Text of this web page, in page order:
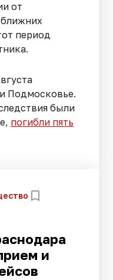
от
ближних
период
Подмосковье.
были
погибли пять
и